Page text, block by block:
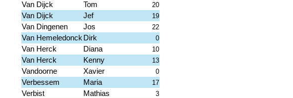
Van Dijck Tom 20
Van Dijck Jef 19
Van Dingenen Jos 22
Van Hemeledonck Dirk 0
Van Herck Diana 10
Van Herck Kenny 13
Vandoorne Xavier 0
Verbessem Maria 17
Verbist Mathias 3